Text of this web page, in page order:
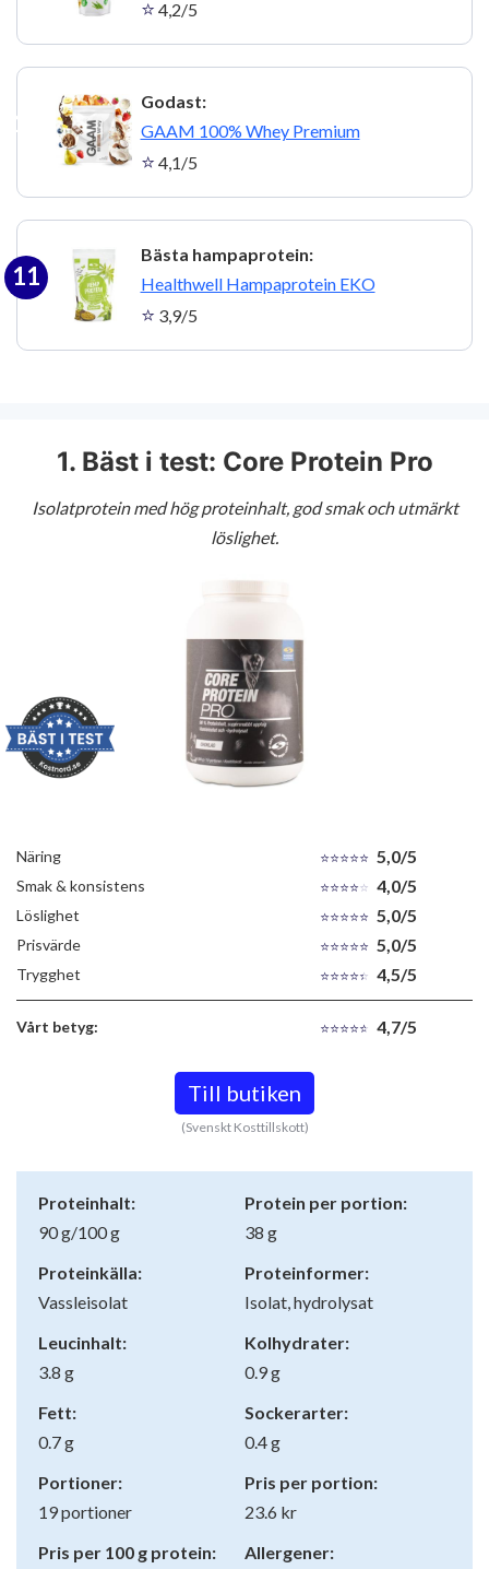
4,2/5
10
Godast:
GAAM 100% Whey Premium
4,1/5
11
Bästa hampaprotein:
Healthwell Hampaprotein EKO
3,9/5
1. Bäst i test: Core Protein Pro
Isolatprotein med hög proteinhalt, god smak och utmärkt
löslighet.
Näring 5,0/5
Smak & konsistens 4,0/5
Löslighet 5,0/5
Prisvärde 5,0/5
Trygghet 4,5/5
Vårt betyg: 4,7/5
Till butiken
(Svenskt Kosttillskott)
Proteinhalt:
90 g/100 g
Protein per portion:
38 g
Proteinkälla:
Vassleisolat
Proteinformer:
Isolat, hydrolysat
Leucinhalt:
3.8 g
Kolhydrater:
0.9 g
Fett:
0.7 g
Sockerarter:
0.4 g
Portioner:
19 portioner
Pris per portion:
23.6 kr
Pris per 100 g protein:
Allergener: